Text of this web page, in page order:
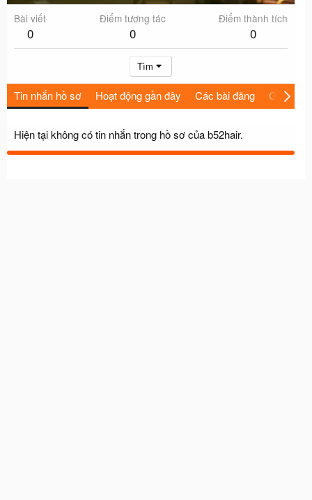
Bài viết
0
Điểm tương tác
0
Điểm thành tích
0
Tìm
Tin nhắn hồ sơ Hoạt động gần đây Các bài đăng Giới thiệu
Hiện tại không có tin nhắn trong hồ sơ của b52hair.